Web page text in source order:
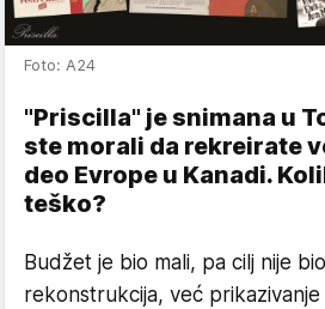
Foto: A24
"Priscilla" je snimana u
ste morali da rekreirate
deo Evrope u Kanadi.
teško?
Budžet je bio mali, pa cilj nije
rekonstrukcija, već